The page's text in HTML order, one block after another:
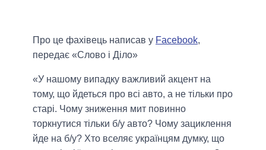
Про це фахівець написав у Facebook,
передає «Слово і Діло»
«У нашому випадку важливий акцент на
тому, що йдеться про всі авто, а не тільки про
старі. Чому зниження мит повинно
торкнутися тільки б/у авто? Чому зациклення
йде на б/у? Хто вселяє українцям думку, що